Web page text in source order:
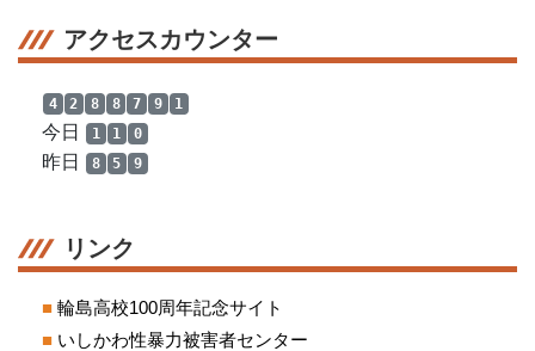
アクセスカウンター
4 2 8 8 7 9 1
今日 1 1 0
昨日 8 5 9
リンク
■ 輪島高校100周年記念サイト
■ いしかわ性暴力被害者センター